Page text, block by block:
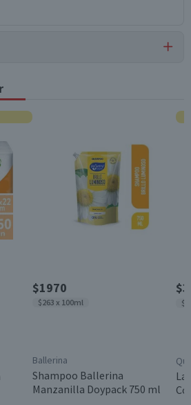
caducidad
$1970
$263 x 100ml
Ballerina
Shampoo Ballerina
Manzanilla Doypack 750 ml